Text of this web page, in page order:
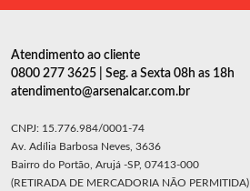
Atendimento ao cliente
0800 277 3625 | Seg. a Sexta 08h as 18h
atendimento@arsenalcar.com.br
CNPJ: 15.776.984/0001-74
Av. Adília Barbosa Neves, 3636
Bairro do Portão, Arujá -SP, 07413-000
(RETIRADA DE MERCADORIA NÃO PERMITIDA)